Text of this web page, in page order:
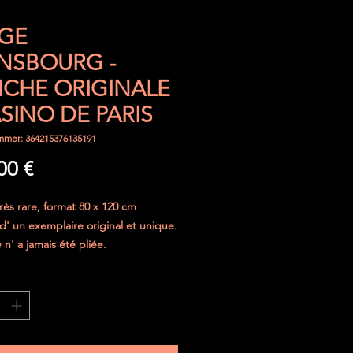
-
ORIGINALE
DE PARIS
364215376135191
€Preis
rare, format 80 x 120 cm
un exemplaire original et unique.
n' a jamais été pliée.
envoyée roulée et est
(cylindre solide en carton).